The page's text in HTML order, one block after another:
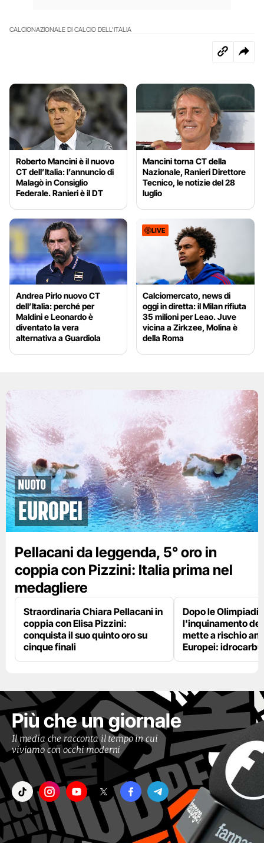
CALCIONAZIONALE DI CALCIO DELL'ITALIA
Roberto Mancini è il nuovo
CT dell’Italia: l’annuncio di
Malagò in Consiglio
Federale. Ranieri è il DT
Mancini torna CT della
Nazionale, Ranieri Direttore
Tecnico, le notizie del 28
luglio
Andrea Pirlo nuovo CT
dell’Italia: perché per
Maldini e Leonardo è
diventato la vera
alternativa a Guardiola
LIVE
Calciomercato, news di
oggi in diretta: il Milan rifiuta
35 milioni per Leao. Juve
vicina a Zirkzee, Molina è
della Roma
Nuoto
Europei
Pellacani da leggenda, 5° oro in
coppia con Pizzini: Italia prima nel
medagliere
Straordinaria Chiara Pellacani in
coppia con Elisa Pizzini:
conquista il suo quinto oro su
cinque finali
Dopo le Olimpiadi,
l'inquinamento
mette a rischio
Europei:
Più che un giornale
Il media che racconta il tempo in cui
viviamo con occhi moderni